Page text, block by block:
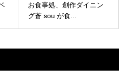
お食事処、創作ダイニン
グ蒼 sou が食...